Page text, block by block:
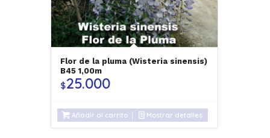
Flor de la pluma (Wisteria sinensis)
B45 1,00m
$25.000
Añadir al carrito Mostrar detalles